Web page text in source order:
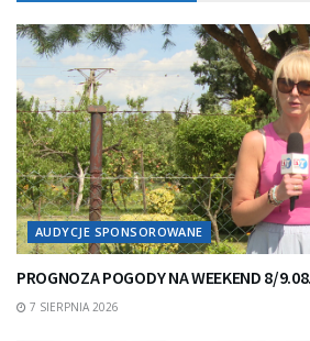
AUDYCJE SPONSOROWANE
PROGNOZA POGODY NA WEEKEND 8/
7 SIERPNIA 2026